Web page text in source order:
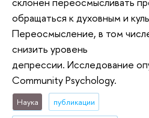
обращаться к духовным и
Переосмысление, в том
снизить уровень
депрессии. Исследование
Community Psychology.
Наука публикации